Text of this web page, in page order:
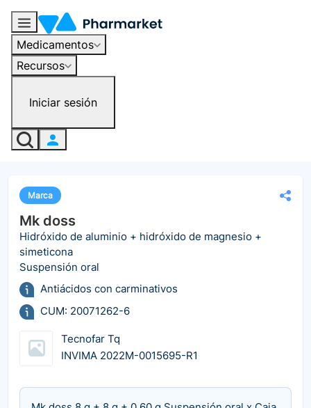
Medicamentos
Recursos
Iniciar sesión
Marca
Mk doss
Hidróxido de aluminio + hidróxido de magnesio +
simeticona
Suspensión oral
Antiácidos con carminativos
CUM: 20071262-6
Tecnofar Tq
INVIMA 2022M-0015695-R1